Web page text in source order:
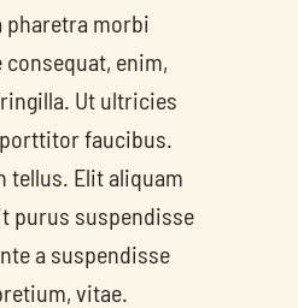
pharetra morbi
consequat, enim,
Ut ultricies
faucibus.
tellus. Elit aliquam
purus suspendisse
a suspendisse
vitae.